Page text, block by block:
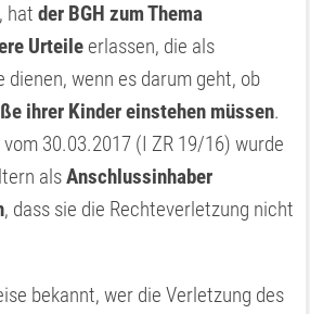
hatder BGH zum Thema
Urteile erlassen, die als
dienen, wenn es darum geht, ob
ihrer Kinder einstehen müssen.
30.03.2017 (I ZR 19/16) wurde
alsAnschlussinhaber
, dass sie die Rechteverletzung nicht
bekannt, wer die Verletzung des